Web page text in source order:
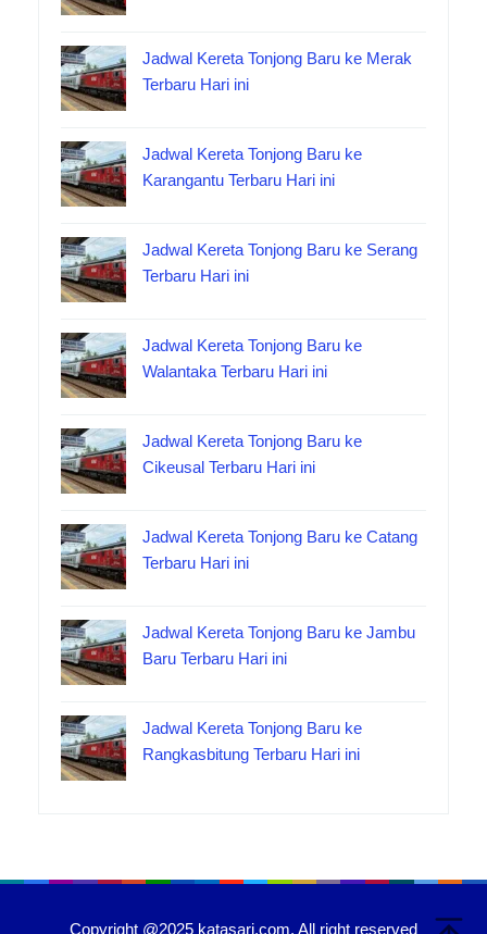
Jadwal Kereta Tonjong Baru ke Merak
Terbaru Hari ini
Jadwal Kereta Tonjong Baru ke
Karangantu Terbaru Hari ini
Jadwal Kereta Tonjong Baru ke Serang
Terbaru Hari ini
Jadwal Kereta Tonjong Baru ke
Walantaka Terbaru Hari ini
Jadwal Kereta Tonjong Baru ke
Cikeusal Terbaru Hari ini
Jadwal Kereta Tonjong Baru ke Catang
Terbaru Hari ini
Jadwal Kereta Tonjong Baru ke Jambu
Baru Terbaru Hari ini
Jadwal Kereta Tonjong Baru ke
Rangkasbitung Terbaru Hari ini
Copyright @2025 katasari.com. All right reserved